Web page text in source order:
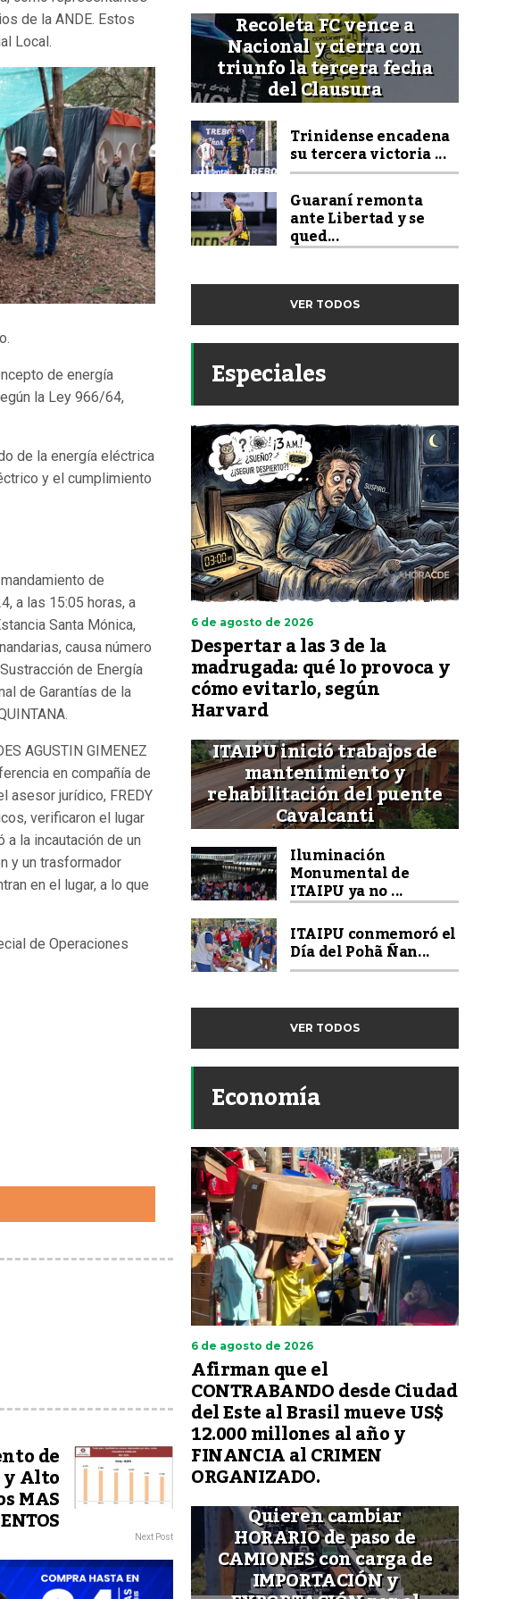
de la ANDE. Estos
Local.
de energía
la Ley 966/64,
de la energía eléctrica
y el cumplimiento
de
a las 15:05 horas, a
Santa Mónica,
causa número
de Energía
de Garantías de la
AGUSTIN GIMENEZ
en compañía de
asesor jurídico, FREDY
verificaron el lugar
la incautación de un
y un trasformador
en el lugar, a lo que
de Operaciones
de
y Alto
MAS
Next Post
Recoleta FC vence a
Nacional y cierra con
triunfo la tercera fecha
del Clausura
Trinidense encadena
su tercera victoria ...
Guaraní remonta
ante Libertad y se
qued...
VER TODOS
Especiales
6 de agosto de 2026
Despertar a las 3 de la
madrugada: qué lo provoca y
cómo evitarlo, según
Harvard
ITAIPU inició trabajos de
mantenimiento y
rehabilitación del puente
Cavalcanti
Iluminación
Monumental de
ITAIPU ya no ...
ITAIPU conmemoró el
Día del Pohã Ñan...
VER TODOS
Economía
6 de agosto de 2026
Afirman que el
CONTRABANDO desde Ciudad
del Este al Brasil mueve US$
12.000 millones al año y
FINANCIA al CRIMEN
ORGANIZADO.
Quieren cambiar
HORARIO de paso de
CAMIONES con carga de
IMPORTACIÓN y